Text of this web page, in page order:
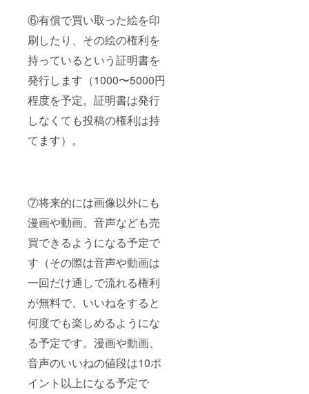
⑥有償で買い取った絵を印
刷したり、その絵の権利を
持っているという証明書を
発行します（1000〜5000円
程度を予定。証明書は発行
しなくても投稿の権利は持
てます）。
⑦将来的には画像以外にも
漫画や動画、音声なども売
買できるようになる予定で
す（その際は音声や動画は
一回だけ通しで流れる権利
が無料で、いいねをすると
何度でも楽しめるようにな
る予定です。漫画や動画、
音声のいいねの値段は10ポ
イント以上になる予定で